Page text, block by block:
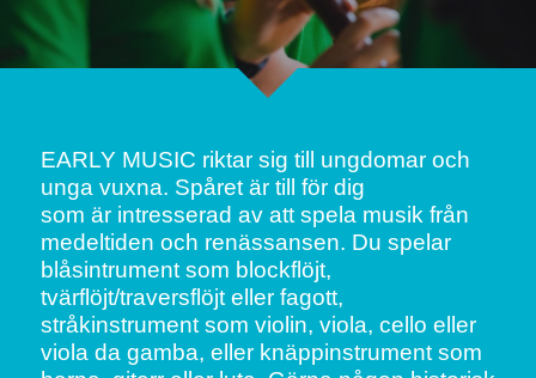
Om dina lägerdagar
Dirigenter
Externt boende
Tillgänglighet
Personuppgifter
Lägersången
EARLY MUSIC riktar sig till ungdomar och
unga vuxna. Spåret är till för dig
som är intresserad av att spela musik från
medeltiden och renässansen. Du spelar
blåsintrument som blockflöjt,
tvärflöjt/traversflöjt eller fagott,
stråkinstrument som violin, viola, cello eller
viola da gamba, eller knäppinstrument som